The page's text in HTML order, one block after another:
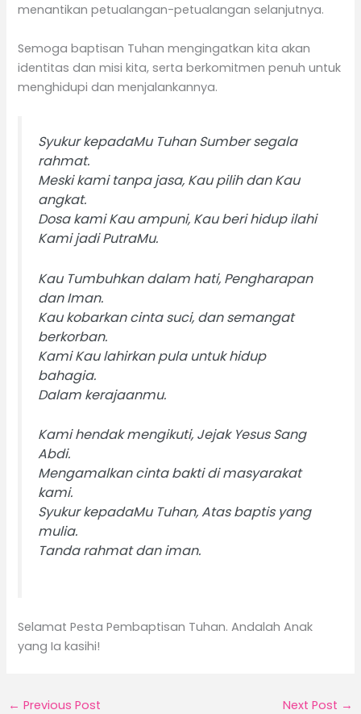
menantikan petualangan-petualangan selanjutnya.
Semoga baptisan Tuhan mengingatkan kita akan
identitas dan misi kita, serta berkomitmen penuh untuk
menghidupi dan menjalankannya.
Syukur kepadaMu Tuhan Sumber segala
rahmat.
Meski kami tanpa jasa, Kau pilih dan Kau
angkat.
Dosa kami Kau ampuni, Kau beri hidup ilahi
Kami jadi PutraMu.
Kau Tumbuhkan dalam hati, Pengharapan
dan Iman.
Kau kobarkan cinta suci, dan semangat
berkorban.
Kami Kau lahirkan pula untuk hidup
bahagia.
Dalam kerajaanmu.
Kami hendak mengikuti, Jejak Yesus Sang
Abdi.
Mengamalkan cinta bakti di masyarakat
kami.
Syukur kepadaMu Tuhan, Atas baptis yang
mulia.
Tanda rahmat dan iman.
Selamat Pesta Pembaptisan Tuhan. Andalah Anak
yang Ia kasihi!
← Previous Post Next Post →